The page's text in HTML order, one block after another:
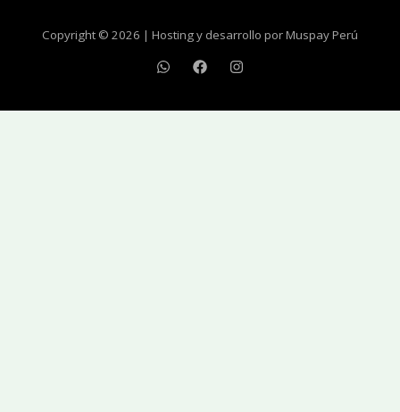
Copyright © 2026 | Hosting y desarrollo por Muspay Perú